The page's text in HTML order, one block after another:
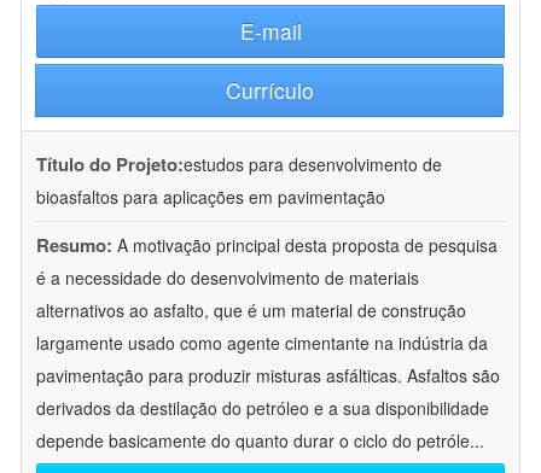
E-mail
Currículo
Título do Projeto:estudos para desenvolvimento de
bioasfaltos para aplicações em pavimentação
Resumo: A motivação principal desta proposta de pesquisa
é a necessidade do desenvolvimento de materiais
alternativos ao asfalto, que é um material de construção
largamente usado como agente cimentante na indústria da
pavimentação para produzir misturas asfálticas. Asfaltos são
derivados da destilação do petróleo e a sua disponibilidade
depende basicamente do quanto durar o ciclo do petróle...